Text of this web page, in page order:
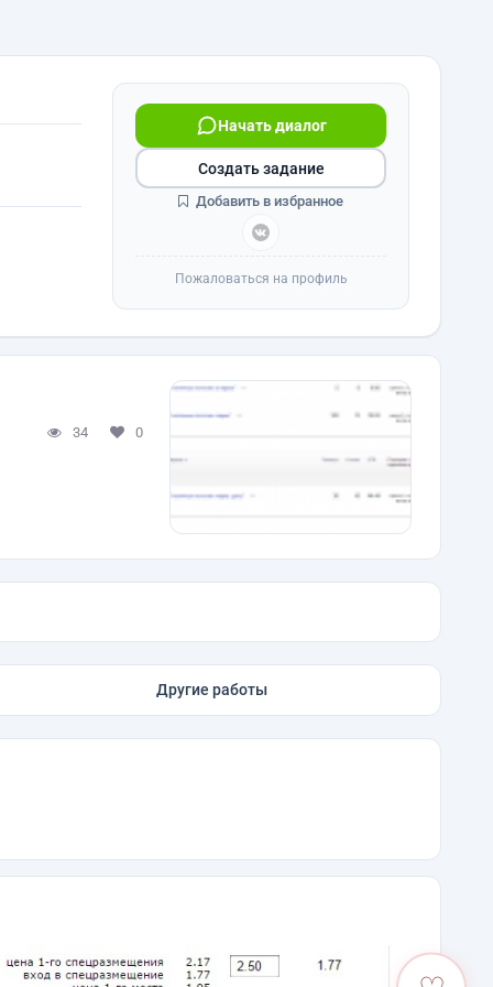
Начать диалог
Создать задание
Добавить в избранное
Пожаловаться на профиль
34 0
Другие работы